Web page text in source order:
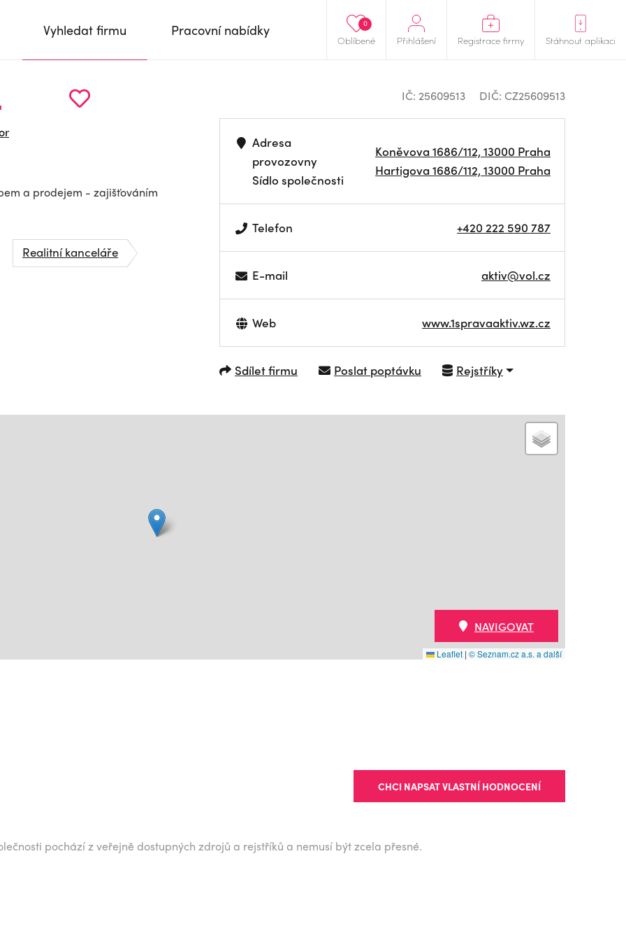
Oblíbené
0
Přihlášení Registrace firmy Stáhnout aplikaci
Vyhledat firmu Pracovní nabídky
a prodejem - zajišťováním
Realitní kanceláře
IČ: 25609513 DIČ: CZ25609513
Adresa
provozovny
Sídlo společnosti
Koněvova 1686/112, 13000 Praha
Hartigova 1686/112, 13000 Praha
Telefon +420 222 590 787
E-mail aktiv@vol.cz
Web www.1spravaaktiv.wz.cz
Sdílet firmu Poslat poptávku Rejstříky
Leaflet | © Seznam.cz a.s. a další
NAVIGOVAT
CHCI NAPSAT VLASTNÍ HODNOCENÍ
pochází z veřejně dostupných zdrojů a rejstříků a nemusí být zcela přesné.